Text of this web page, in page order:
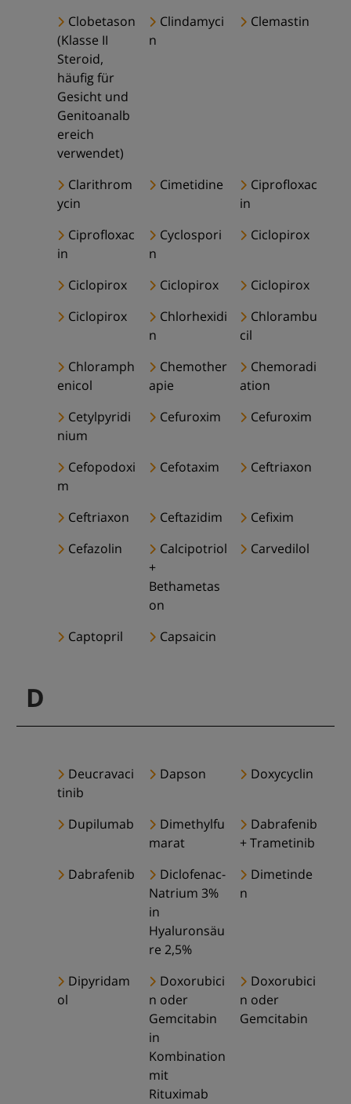
Clobetason
(Klasse II
Steroid,
häufig für
Gesicht und
Genitoanalb
ereich
verwendet)
Clindamyci
n
Clemastin
Clarithrom
ycin
Cimetidine
Ciprofloxac
in
Ciprofloxac
in
Cyclospori
n
Ciclopirox
Ciclopirox Ciclopirox
Ciclopirox
Ciclopirox
Chlorhexidi
n
Chlorambu
cil
Chloramph
enicol
Chemother
apie
Chemoradi
ation
Cetylpyridi
nium
Cefuroxim Cefuroxim
Cefopodoxi
m
Cefotaxim Ceftriaxon
Ceftriaxon Ceftazidim
Cefixim
Cefazolin
Calcipotriol
+
Bethametas
on
Carvedilol
Captopril Capsaicin
D
Deucravaci
tinib
Dapson Doxycyclin
Dupilumab
Dimethylfu
marat
Dabrafenib
+ Trametinib
Dabrafenib
Diclofenac-
Natrium 3%
in
Hyaluronsäu
re 2,5%
Dimetinde
n
Dipyridam
ol
Doxorubici
n oder
Gemcitabin
in
Kombination
mit
Rituximab
Doxorubici
n oder
Gemcitabin